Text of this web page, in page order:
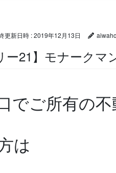
更新日時 :2019年12月13日
リー21】モナーク
でご所有の
は